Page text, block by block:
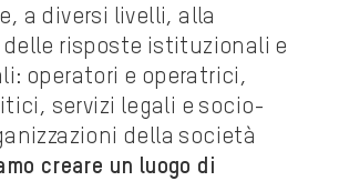
a diversi livelli, alla
risposte istituzionali e
operatori e operatrici,
servizi legali e socio-
della società
creare un luogo di